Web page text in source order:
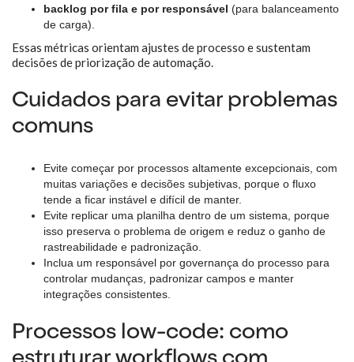
backlog por fila e por responsável (para balanceamento
de carga).
Essas métricas orientam ajustes de processo e sustentam
decisões de priorização de automação.
Cuidados para evitar problemas
comuns
Evite começar por processos altamente excepcionais, com
muitas variações e decisões subjetivas, porque o fluxo
tende a ficar instável e difícil de manter.
Evite replicar uma planilha dentro de um sistema, porque
isso preserva o problema de origem e reduz o ganho de
rastreabilidade e padronização.
Inclua um responsável por governança do processo para
controlar mudanças, padronizar campos e manter
integrações consistentes.
Processos low-code: como